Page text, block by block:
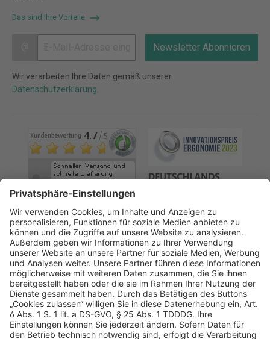
Das sind Ihre Vorteile
Newsletter Abonnieren
Wir verarbeiten Ihre Daten gemäß unserer
Datenschutzerklärung